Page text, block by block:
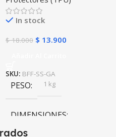
In stock
$18.000 $ 13.900
SKU: BFF-SS-GA
PESO 1 kg
DIMENSIONES